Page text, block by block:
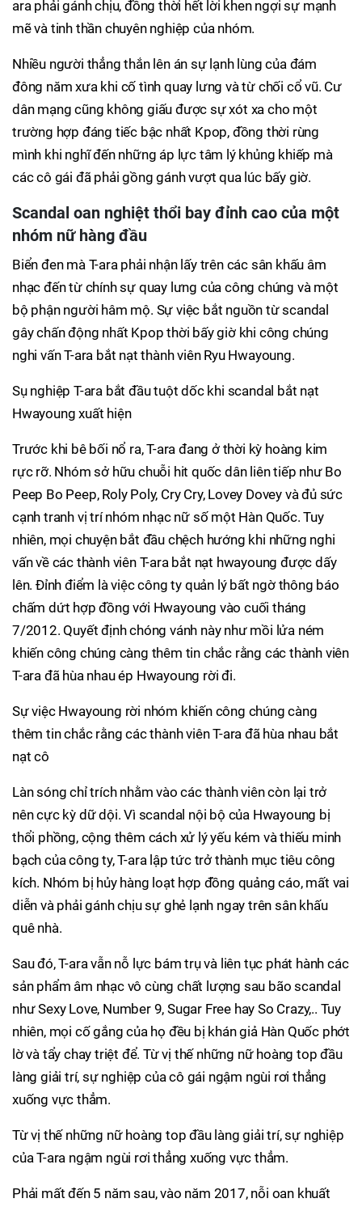
ara phải gánh chịu, đồng thời hết lời khen ngợi sự mạnh
mẽ và tinh thần chuyên nghiệp của nhóm.
Nhiều người thẳng thắn lên án sự lạnh lùng của đám
đông năm xưa khi cố tình quay lưng và từ chối cổ vũ. Cư
dân mạng cũng không giấu được sự xót xa cho một
trường hợp đáng tiếc bậc nhất Kpop, đồng thời rùng
mình khi nghĩ đến những áp lực tâm lý khủng khiếp mà
các cô gái đã phải gồng gánh vượt qua lúc bấy giờ.
Scandal oan nghiệt thổi bay đỉnh cao của một
nhóm nữ hàng đầu
Biển đen mà T-ara phải nhận lấy trên các sân khấu âm
nhạc đến từ chính sự quay lưng của công chúng và một
bộ phận người hâm mộ. Sự việc bắt nguồn từ scandal
gây chấn động nhất Kpop thời bấy giờ khi công chúng
nghi vấn T-ara bắt nạt thành viên Ryu Hwayoung.
Sụ nghiệp T-ara bắt đầu tuột dốc khi scandal bắt nạt
Hwayoung xuất hiện
Trước khi bê bối nổ ra, T-ara đang ở thời kỳ hoàng kim
rực rỡ. Nhóm sở hữu chuỗi hit quốc dân liên tiếp như Bo
Peep Bo Peep, Roly Poly, Cry Cry, Lovey Dovey và đủ sức
cạnh tranh vị trí nhóm nhạc nữ số một Hàn Quốc. Tuy
nhiên, mọi chuyện bắt đầu chệch hướng khi những nghi
vấn về các thành viên T-ara bắt nạt hwayoung được dấy
lên. Đỉnh điểm là việc công ty quản lý bất ngờ thông báo
chấm dứt hợp đồng với Hwayoung vào cuối tháng
7/2012. Quyết định chóng vánh này như mồi lửa ném
khiến công chúng càng thêm tin chắc rằng các thành viên
T-ara đã hùa nhau ép Hwayoung rời đi.
Sự việc Hwayoung rời nhóm khiến công chúng càng
thêm tin chắc rằng các thành viên T-ara đã hùa nhau bắt
nạt cô
Làn sóng chỉ trích nhằm vào các thành viên còn lại trở
nên cực kỳ dữ dội. Vì scandal nội bộ của Hwayoung bị
thổi phồng, cộng thêm cách xử lý yếu kém và thiếu minh
bạch của công ty, T-ara lập tức trở thành mục tiêu công
kích. Nhóm bị hủy hàng loạt hợp đồng quảng cáo, mất vai
diễn và phải gánh chịu sự ghẻ lạnh ngay trên sân khấu
quê nhà.
Sau đó, T-ara vẫn nỗ lực bám trụ và liên tục phát hành các
sản phẩm âm nhạc vô cùng chất lượng sau bão scandal
như Sexy Love, Number 9, Sugar Free hay So Crazy,.. Tuy
nhiên, mọi cố gắng của họ đều bị khán giả Hàn Quốc phớt
lờ và tẩy chay triệt để. Từ vị thế những nữ hoàng top đầu
làng giải trí, sự nghiệp của cô gái ngậm ngùi rơi thẳng
xuống vực thẳm.
Từ vị thế những nữ hoàng top đầu làng giải trí, sự nghiệp
của T-ara ngậm ngùi rơi thẳng xuống vực thẳm.
Phải mất đến 5 năm sau, vào năm 2017, nỗi oan khuất